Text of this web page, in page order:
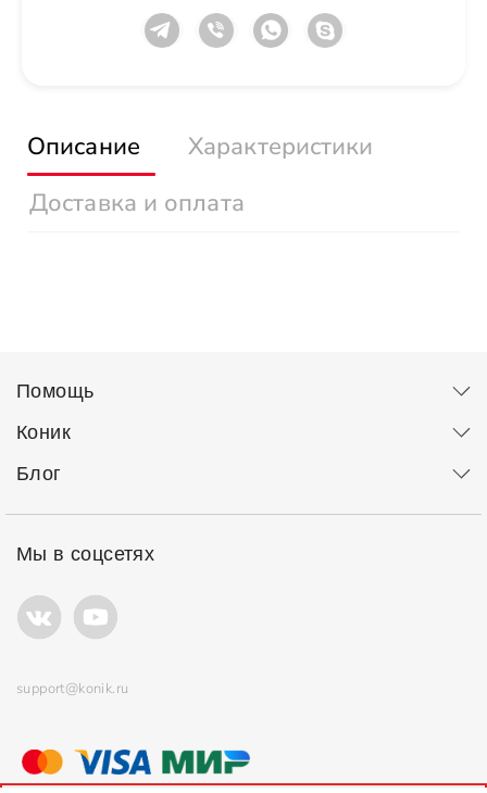
Описание
Характеристики
Доставка и оплата
Помощь
Коник
Блог
Мы в соцсетях
support@konik.ru